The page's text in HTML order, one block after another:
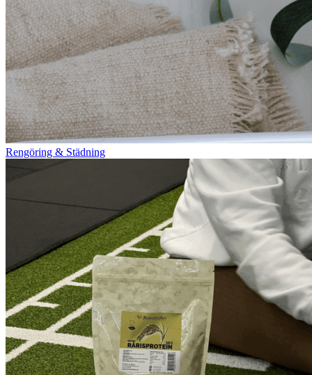
Rengöring & Städning